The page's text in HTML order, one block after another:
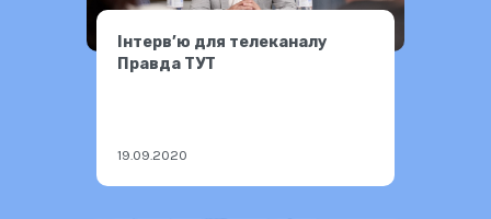
Інтерв’ю для телеканалу
Правда ТУТ
19.09.2020